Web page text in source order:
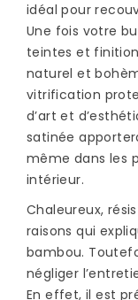
idéal pour
Une fois votre
teintes et
naturel et
vitrification
d’art et
satinée
même dans les
intérieur.
Chaleureux,
raisons qui
bambou.
négliger
En effet, il est